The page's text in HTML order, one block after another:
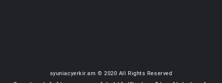
syuniacyerkir.am © 2020 All Rights Reserved